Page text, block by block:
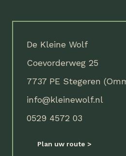
De Kleine Wolf
Coevorderweg 25
7737 PE Stegeren
info@kleinewolf.nl
0529 4572 03
Plan uw route